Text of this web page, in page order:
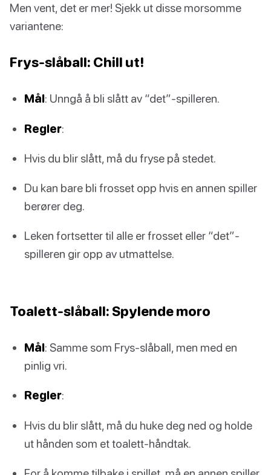
Men vent, det er mer! Sjekk ut disse morsomme
variantene:
Frys-slåball: Chill ut!
Mål: Unngå å bli slått av “det”-spilleren.
Regler:
Hvis du blir slått, må du fryse på stedet.
Du kan bare bli frosset opp hvis en annen spiller
berører deg.
Leken fortsetter til alle er frosset eller “det”-
spilleren gir opp av utmattelse.
Toalett-slåball: Spylende moro
Mål: Samme som Frys-slåball, men med en
pinlig vri.
Regler:
Hvis du blir slått, må du huke deg ned og holde
ut hånden som et toalett-håndtak.